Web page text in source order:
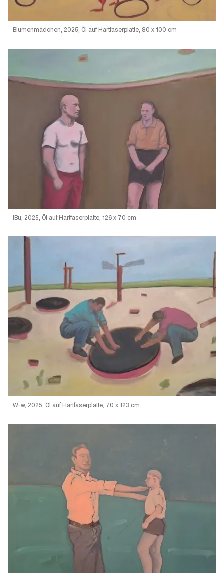
Blumenmädchen, 2025, Öl auf Hartfaserplatte, 80 x 100 cm
IBu, 2025, Öl auf Hartfaserplatte, 126 x 70 cm
W-w, 2025, Öl auf Hartfaserplatte, 70 x 123 cm